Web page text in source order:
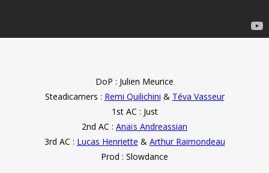
DoP : Julien Meurice
Steadicamers : Remi Quilichini & Téva Vasseur
1st AC : Just
2nd AC : Anaïs Andreassian
3rd AC : Lucas Henriette & Arthur Raimondeau
Prod : Slowdance